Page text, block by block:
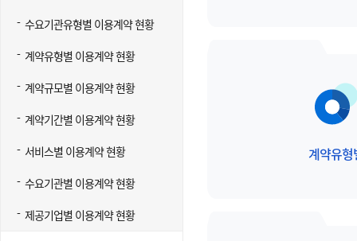
수요기관유형별 이용계약 현황
계약유형별 이용계약 현황
계약규모별 이용계약 현황
계약기간별 이용계약 현황
서비스별 이용계약 현황
수요기관별 이용계약 현황
제공기업별 이용계약 현황
계약유형